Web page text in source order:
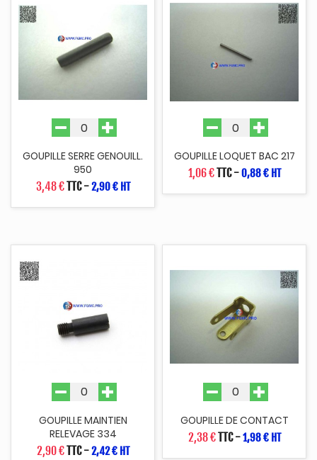
GOUPILLE SERRE GENOUILL.
950
3,48 €TTC-2,90 € HT
GOUPILLE LOQUET BAC 217
1,06 €TTC-0,88 € HT
GOUPILLE MAINTIEN
RELEVAGE 334
2,90 €TTC-2,42 € HT
GOUPILLE DE CONTACT
2,38 €TTC-1,98 € HT